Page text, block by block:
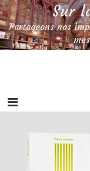
Skip
to
content
Sur
Partageons nos